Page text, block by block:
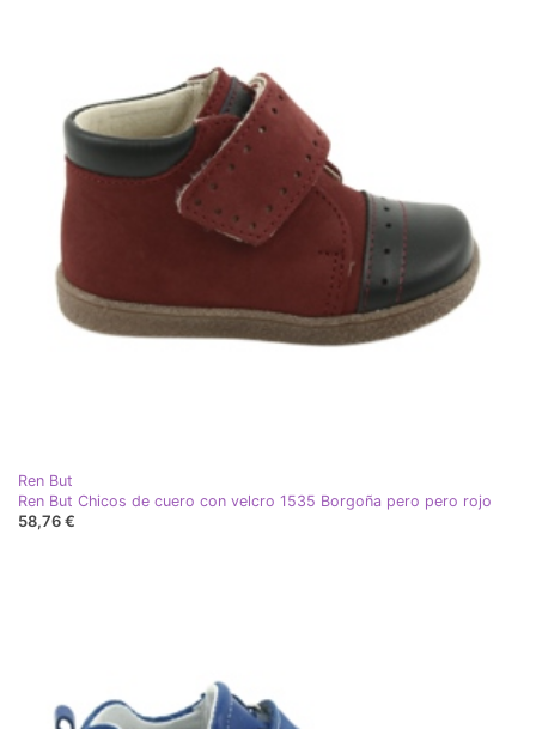
Ren But
Ren But Chicos de cuero con velcro 1535 Borgoña pero pero rojo
58,76 €